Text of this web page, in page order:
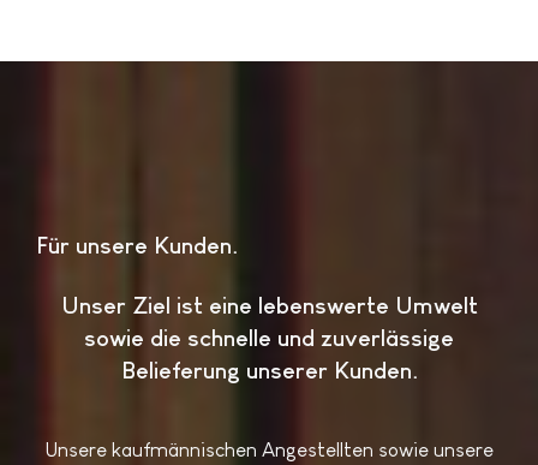
Für unsere Kunden
Unser Ziel ist eine lebenswerte Umwelt
sowie die schnelle und zuverlässige
Belieferung unserer Kunden.
Unsere kaufmännischen Angestellten sowie unsere